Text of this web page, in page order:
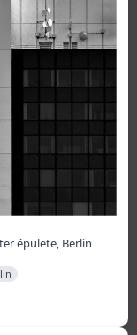
épülete, Berlin